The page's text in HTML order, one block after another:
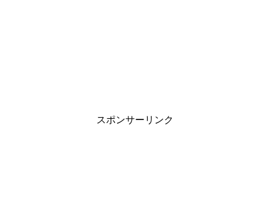
スポンサーリンク